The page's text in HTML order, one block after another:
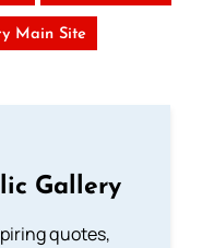
Main Site
Gallery
quotes,